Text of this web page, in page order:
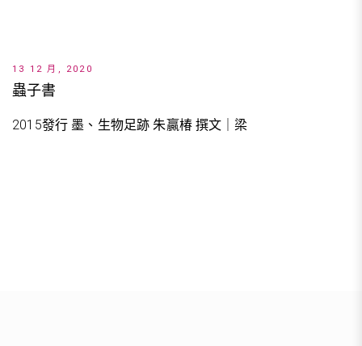
13 12 月, 2020
蟲子書
2015發行 墨、生物足跡 朱贏椿 撰文｜梁